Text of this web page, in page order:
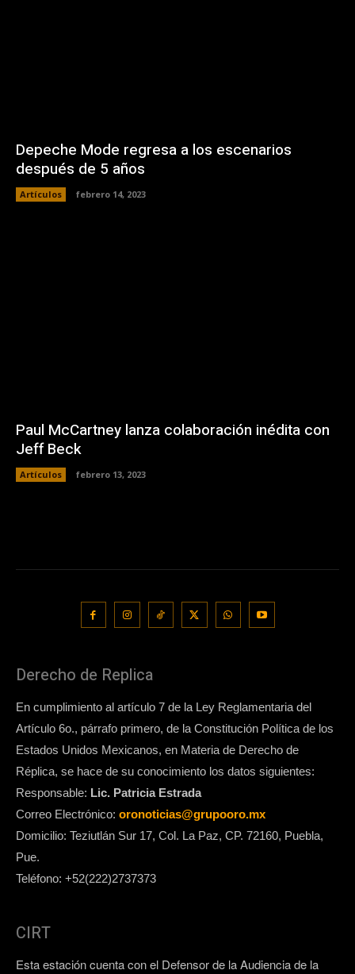
Depeche Mode regresa a los escenarios
después de 5 años
Artículos febrero 14, 2023
Paul McCartney lanza colaboración inédita con
Jeff Beck
Artículos febrero 13, 2023
Derecho de Replica
En cumplimiento al artículo 7 de la Ley Reglamentaria del
Artículo 6o., párrafo primero, de la Constitución Política de los
Estados Unidos Mexicanos, en Materia de Derecho de
Réplica, se hace de su conocimiento los datos siguientes:
Responsable: Lic. Patricia Estrada
Correo Electrónico: oronoticias@grupooro.mx
Domicilio: Teziutlán Sur 17, Col. La Paz, CP. 72160, Puebla,
Pue.
Teléfono: +52(222)2737373
CIRT
Esta estación cuenta con el Defensor de la Audiencia de la